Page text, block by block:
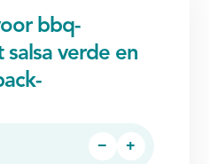
bbq-
salsa verde en
Persoon
−
Persoon
+